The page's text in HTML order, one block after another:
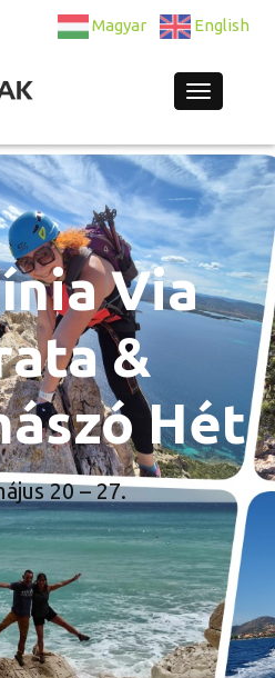
Magyar English
Via
&
Hét
20 – 27.